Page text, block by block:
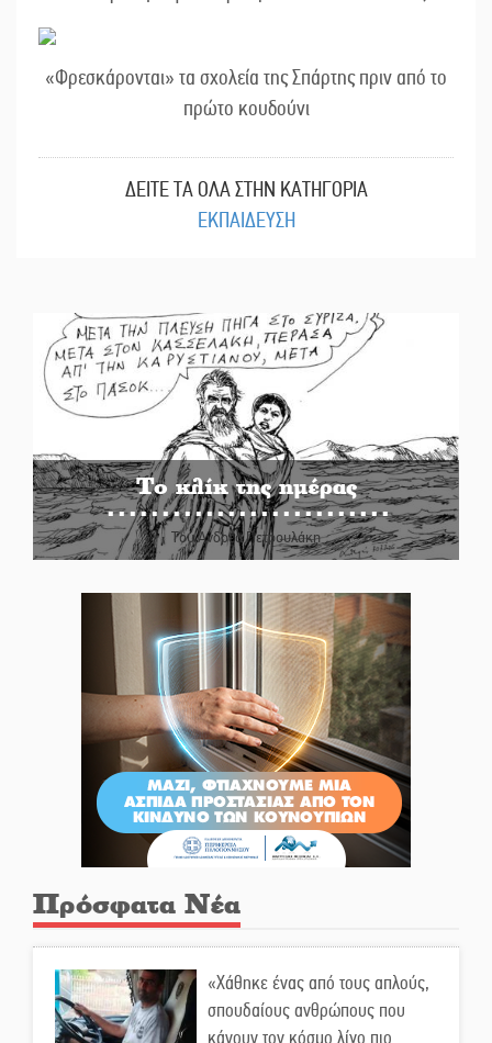
«Φρεσκάρονται» τα σχολεία της Σπάρτης πριν από το
πρώτο κουδούνι
ΔΕΙΤΕ ΤΑ ΟΛΑ ΣΤΗΝ ΚΑΤΗΓΟΡΙΑ
ΕΚΠΑΙΔΕΥΣΗ
Το κλίκ της ημέρας
Του Ανδρέα Πετρουλάκη
Πρόσφατα Νέα
«Χάθηκε ένας από τους απλούς,
σπουδαίους ανθρώπους που
κάνουν τον κόσμο λίγο πιο